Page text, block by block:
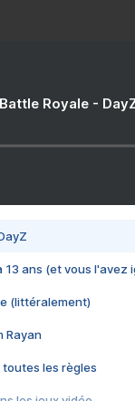
Royale -
13 ans (et vous l'avez
(littéralement)
Rayan
toutes les règles